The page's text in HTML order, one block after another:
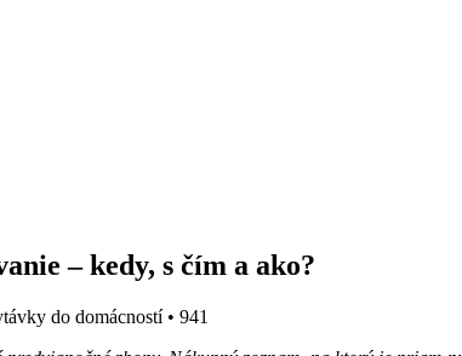
– kedy, s čím a ako?
do domácností • 941